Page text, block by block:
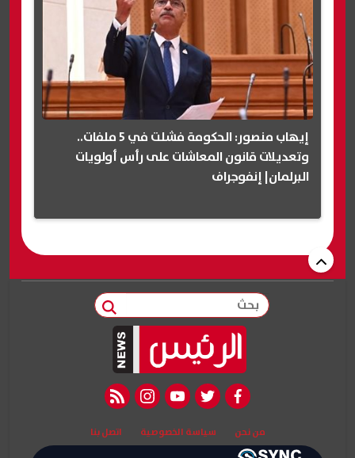
إيهاب منصور: الحكومة فشلت في 5 ملفات..
وتعديلات قانون المعاشات على رأس أولويات
البرلمان| إنفوجراف
بحث
facebook
twitter
youtube
instagram
rss feed
من نحن سياسة الخصوصية اتصل بنا